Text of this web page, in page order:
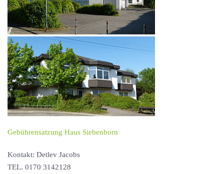
Gebührensatzung Haus Siebenborn
Kontakt: Detlev Jacobs
TEL. 0170 3142128